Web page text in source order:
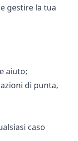
gestire la tua
aiuto;
di punta,
caso